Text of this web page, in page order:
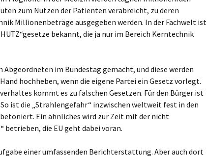
zum Nutzen der Patienten verabreicht, zu deren
Millionenbeträge ausgegeben werden. In der Fachwelt ist
bekannt, die ja nur im Bereich Kerntechnik
Abgeordneten im Bundestag gemacht, und diese werden
hochheben, wenn die eigene Partei ein Gesetz vorlegt.
kommt es zu falschen Gesetzen. Für den Bürger ist
ist die „Strahlengefahr“ inzwischen weltweit fest in den
Ein ähnliches wird zur Zeit mit der nicht
betrieben, die EU geht dabei voran.
einer umfassenden Berichterstattung. Aber auch dort